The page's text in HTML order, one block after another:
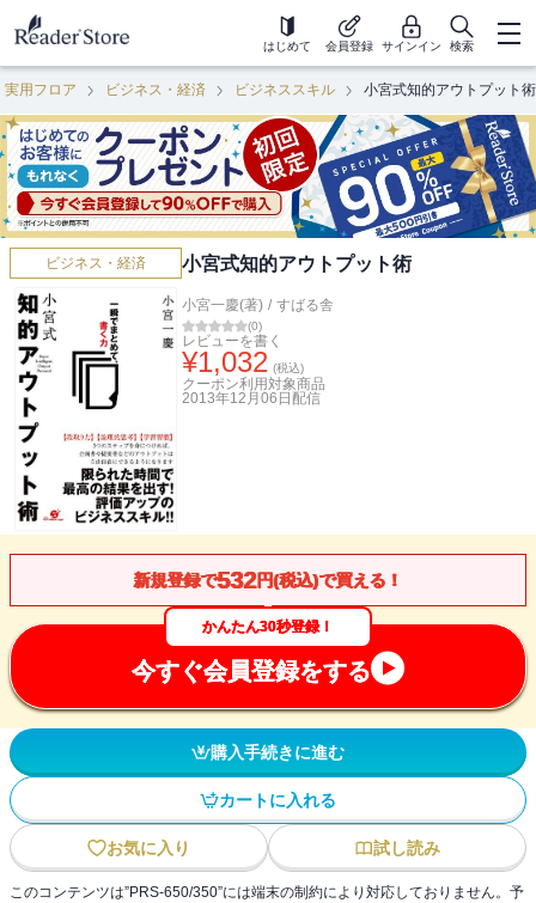
はじめて 会員登録 サインイン 検索
実用フロア ビジネス・経済 ビジネススキル 小宮式知的アウトプット術
ビジネス・経済 小宮式知的アウトプット術
小宮一慶(著) / すばる舎
(0)
レビューを書く
¥1,032 (税込)
クーポン利用対象商品
2013年12月06日 配信
新規登録で532円(税込)で買える！
かんたん30秒登録！
今すぐ会員登録をする
購入手続きに進む
カートに入れる
お気に入り 試し読み
このコンテンツは”PRS-650/350”には端末の制約により対応しておりません。予